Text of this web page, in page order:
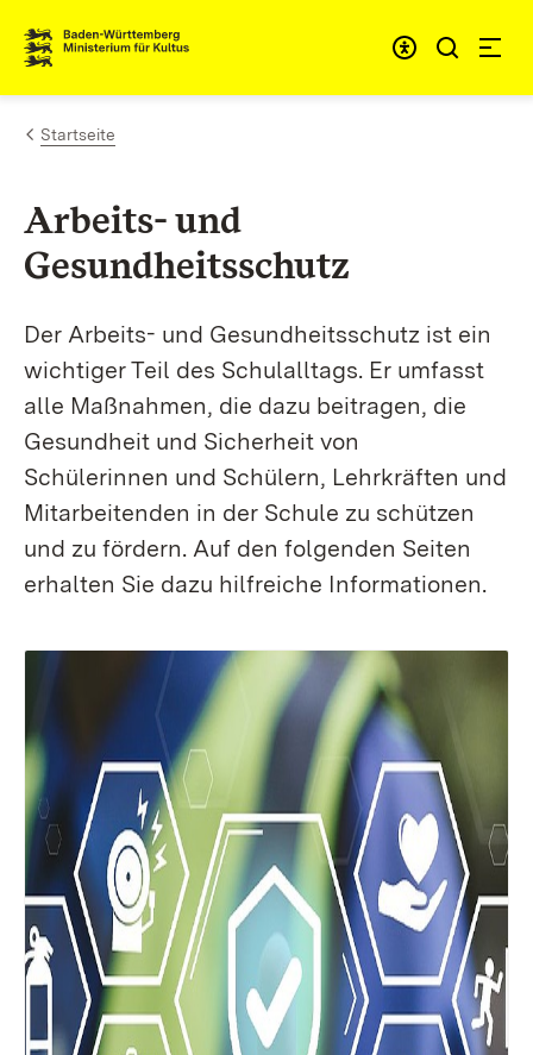
Zum Inhalt springen
Link zur Startseite
Startseite
Arbeits- und
Gesundheitsschutz
Der Arbeits- und Gesundheitsschutz ist ein
wichtiger Teil des Schulalltags. Er umfasst
alle Maßnahmen, die dazu beitragen, die
Gesundheit und Sicherheit von
Schülerinnen und Schülern, Lehrkräften und
Mitarbeitenden in der Schule zu schützen
und zu fördern. Auf den folgenden Seiten
erhalten Sie dazu hilfreiche Informationen.